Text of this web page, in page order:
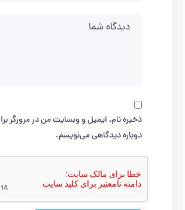
ذخیره نام، ایمیل و وبسایت من در مرورگر
دوباره دیدگاهی می‌نویسم.